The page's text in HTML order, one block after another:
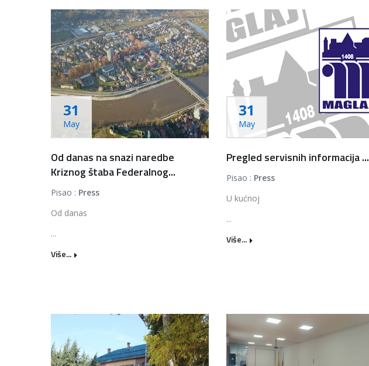
31
May
Od danas na snazi naredbe
Kriznog štaba Federalnog...
Pisao : Press
Od danas
...
Više...
31
May
Pregled servisnih informacija ...
Pisao : Press
U kućnoj
...
Više...